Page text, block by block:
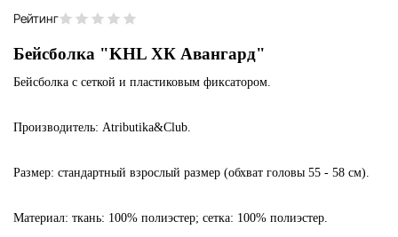
Рейтинг
Бейсболка "KHL ХК Авангард"
Бейсболка с сеткой и пластиковым фиксатором.
Производитель: Atributika&Club.
Размер: стандартный взрослый размер (обхват головы 55 - 58 см).
Материал: ткань: 100% полиэстер; сетка: 100% полиэстер.